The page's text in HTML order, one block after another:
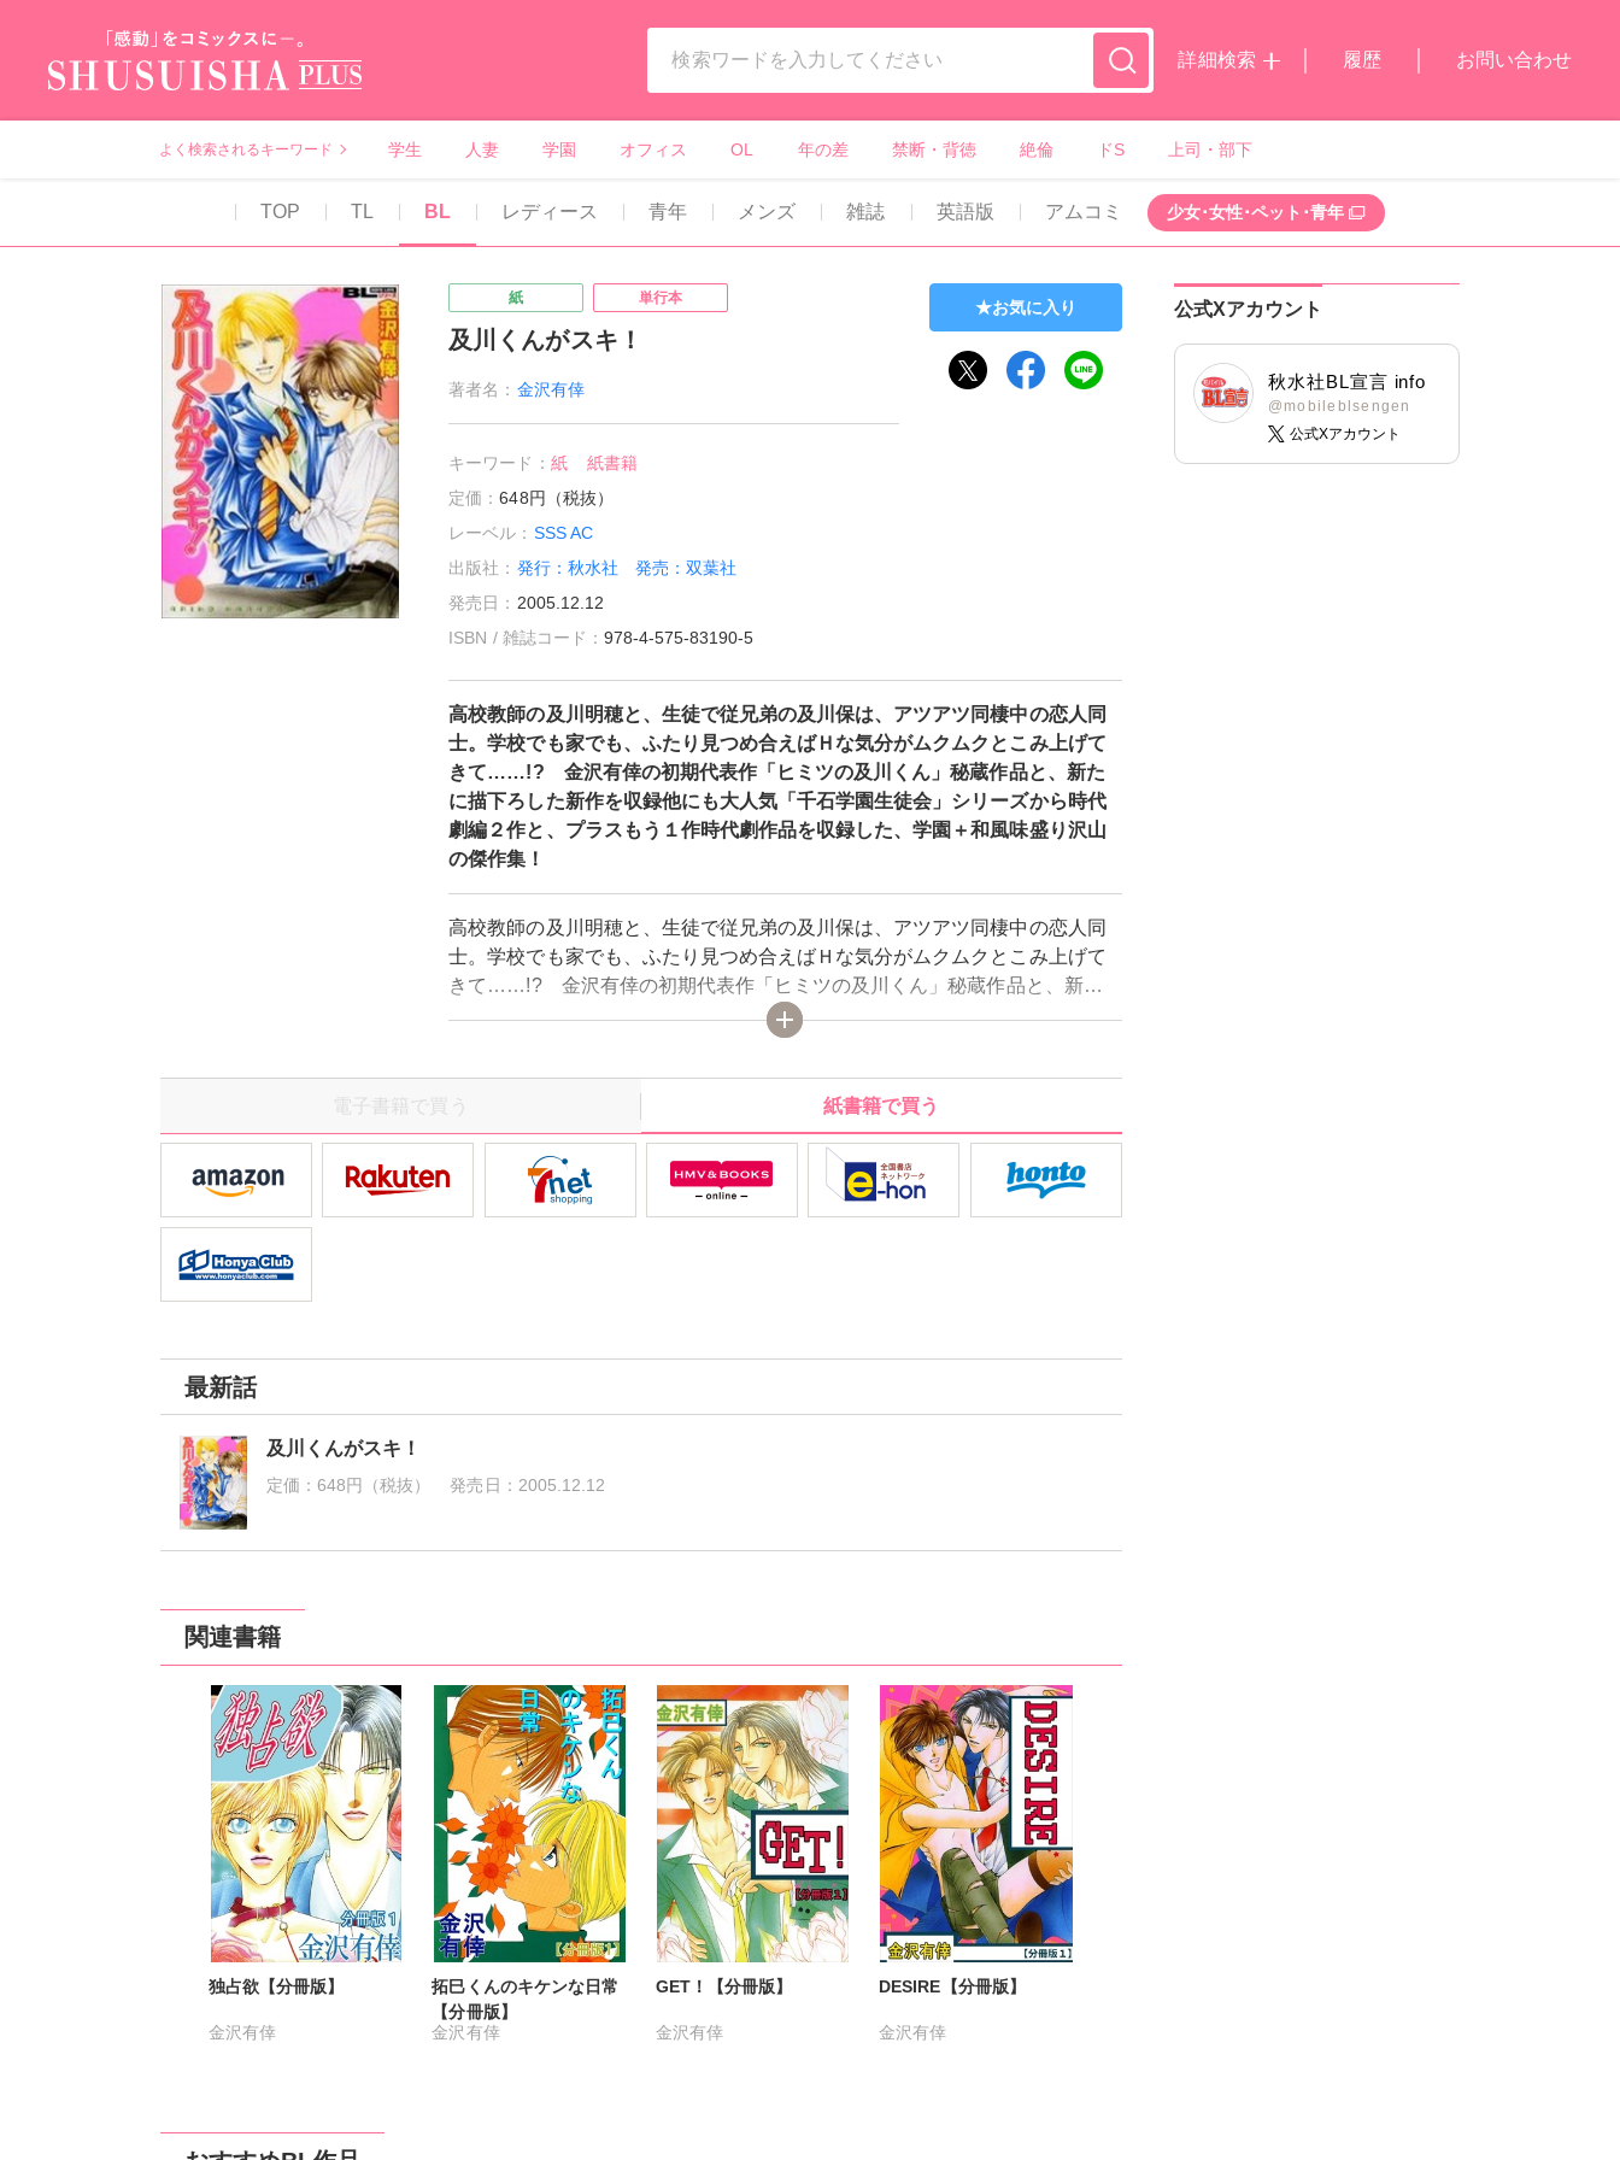
詳細検索
履歴 お問い合わせ
よく検索されるキーワード 学生 人妻 学園 オフィス OL 年の差 禁断・背徳 絶倫 ドS 上司・部下
TOP TL BL レディース 青年 メンズ 雑誌 英語版 アムコミ 少女･女性･ペット･青年
紙 単行本
及川くんがスキ！
著者名： 金沢有倖
キーワード： 紙
紙書籍
定価：648円（税抜）
レーベル： SSS AC
出版社： 発行：秋水社 発売：双葉社
発売日： 2005.12.12
ISBN / 雑誌コード： 978-4-575-83190-5
お気に入り
高校教師の及川明穂と、生徒で従兄弟の及川保は、アツアツ同棲中の恋人同
士。学校でも家でも、ふたり見つめ合えばＨな気分がムクムクとこみ上げて
きて……!? 金沢有倖の初期代表作「ヒミツの及川くん」秘蔵作品と、新た
に描下ろした新作を収録他にも大人気「千石学園生徒会」シリーズから時代
劇編２作と、プラスもう１作時代劇作品を収録した、学園＋和風味盛り沢山
の傑作集！
高校教師の及川明穂と、生徒で従兄弟の及川保は、アツアツ同棲中の恋人同
士。学校でも家でも、ふたり見つめ合えばＨな気分がムクムクとこみ上げて
きて……!? 金沢有倖の初期代表作「ヒミツの及川くん」秘蔵作品と、新た
に描下ろした新作を収録他にも大人気「千石学園生徒会」シリーズから時代
劇編２作と、プラスもう１作時代劇作品を収録した、学園＋和風味盛り沢山
電子書籍で買う
紙書籍で買う
最新話
及川くんがスキ！
定価：648円（税抜） 発売日： 2005.12.12
関連書籍
独占欲【分冊版】
金沢有倖
拓巳くんのキケンな日常
【分冊版】
金沢有倖
GET！【分冊版】
金沢有倖
DESIRE【分冊版】
金沢有倖
公式Xアカウント
秋水社BL宣言 info
@mobileblsengen
公式Xアカウント